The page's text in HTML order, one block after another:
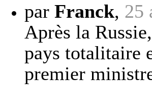
par Franck, 25
Après la
pays totalitaire
premier